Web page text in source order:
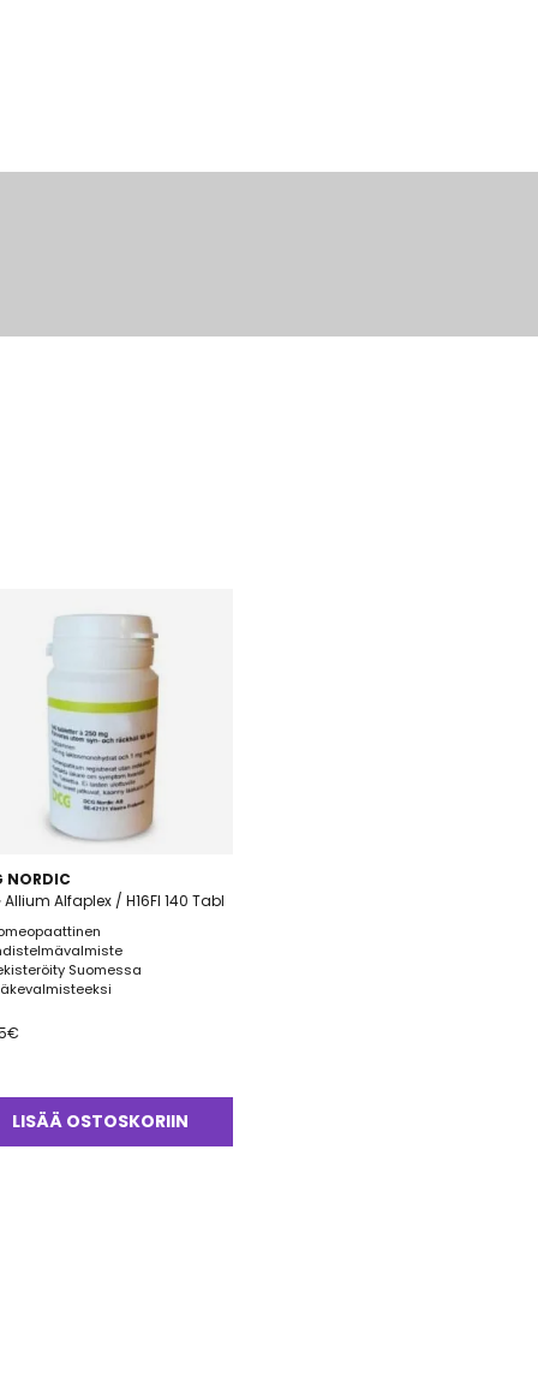
NORDIC
Allium Alfaplex / H16FI 140 Tabl
Suomessa
€
LISÄÄ OSTOSKORIIN